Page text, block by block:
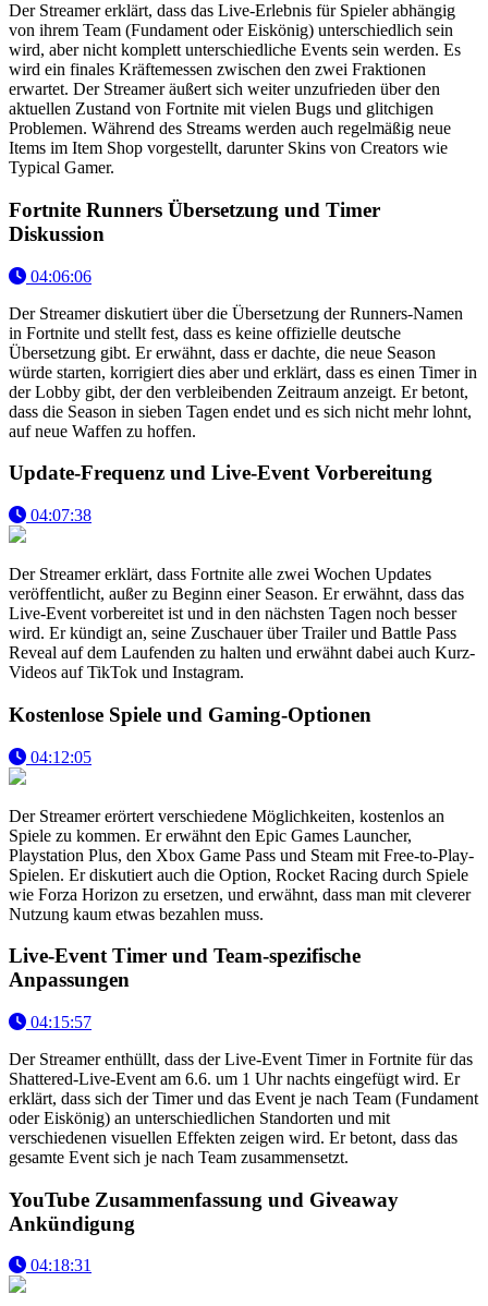
Der Streamer erklärt, dass das Live-Erlebnis für Spieler abhängig
von ihrem Team (Fundament oder Eiskönig) unterschiedlich sein
wird, aber nicht komplett unterschiedliche Events sein werden. Es
wird ein finales Kräftemessen zwischen den zwei Fraktionen
erwartet. Der Streamer äußert sich weiter unzufrieden über den
aktuellen Zustand von Fortnite mit vielen Bugs und glitchigen
Problemen. Während des Streams werden auch regelmäßig neue
Items im Item Shop vorgestellt, darunter Skins von Creators wie
Typical Gamer.
Fortnite Runners Übersetzung und Timer
Diskussion
04:06:06
Der Streamer diskutiert über die Übersetzung der Runners-Namen
in Fortnite und stellt fest, dass es keine offizielle deutsche
Übersetzung gibt. Er erwähnt, dass er dachte, die neue Season
würde starten, korrigiert dies aber und erklärt, dass es einen Timer in
der Lobby gibt, der den verbleibenden Zeitraum anzeigt. Er betont,
dass die Season in sieben Tagen endet und es sich nicht mehr lohnt,
auf neue Waffen zu hoffen.
Update-Frequenz und Live-Event Vorbereitung
04:07:38
Der Streamer erklärt, dass Fortnite alle zwei Wochen Updates
veröffentlicht, außer zu Beginn einer Season. Er erwähnt, dass das
Live-Event vorbereitet ist und in den nächsten Tagen noch besser
wird. Er kündigt an, seine Zuschauer über Trailer und Battle Pass
Reveal auf dem Laufenden zu halten und erwähnt dabei auch Kurz-
Videos auf TikTok und Instagram.
Kostenlose Spiele und Gaming-Optionen
04:12:05
Der Streamer erörtert verschiedene Möglichkeiten, kostenlos an
Spiele zu kommen. Er erwähnt den Epic Games Launcher,
Playstation Plus, den Xbox Game Pass und Steam mit Free-to-Play-
Spielen. Er diskutiert auch die Option, Rocket Racing durch Spiele
wie Forza Horizon zu ersetzen, und erwähnt, dass man mit cleverer
Nutzung kaum etwas bezahlen muss.
Live-Event Timer und Team-spezifische
Anpassungen
04:15:57
Der Streamer enthüllt, dass der Live-Event Timer in Fortnite für das
Shattered-Live-Event am 6.6. um 1 Uhr nachts eingefügt wird. Er
erklärt, dass sich der Timer und das Event je nach Team (Fundament
oder Eiskönig) an unterschiedlichen Standorten und mit
verschiedenen visuellen Effekten zeigen wird. Er betont, dass das
gesamte Event sich je nach Team zusammensetzt.
YouTube Zusammenfassung und Giveaway
Ankündigung
04:18:31